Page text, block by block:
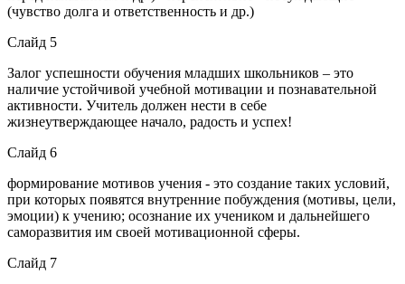
(чувство долга и ответственность и др.)
Слайд 5
Залог успешности обучения младших школьников – это
наличие устойчивой учебной мотивации и познавательной
активности. Учитель должен нести в себе
жизнеутверждающее начало, радость и успех!
Слайд 6
формирование мотивов учения - это создание таких условий,
при которых появятся внутренние побуждения (мотивы, цели,
эмоции) к учению; осознание их учеником и дальнейшего
саморазвития им своей мотивационной сферы.
Слайд 7